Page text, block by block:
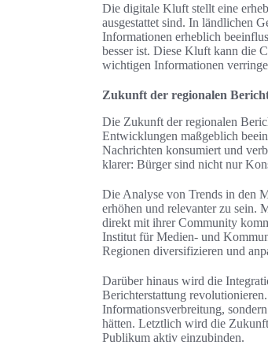
Die digitale Kluft stellt eine
ausgestattet sind. In ländlichen
Informationen erheblich
besser ist. Diese Kluft kann die
wichtigen Informationen
Zukunft der regionalen
Die Zukunft der regionalen
Entwicklungen maßgeblich
Nachrichten konsumiert und
klarer: Bürger sind nicht nur
Die Analyse von Trends in den
erhöhen und relevanter zu sein.
direkt mit ihrer Community
Institut für Medien- und
Regionen diversifizieren und
Darüber hinaus wird die
Berichterstattung
Informationsverbreitung,
hätten. Letztlich wird die
Publikum aktiv einzubinden.